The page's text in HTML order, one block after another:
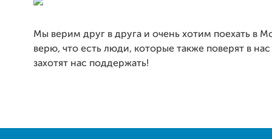
Мы верим друг в друга и очень хотим поехать в
верю, что есть люди, которые также поверят в нас
захотят нас поддержать!